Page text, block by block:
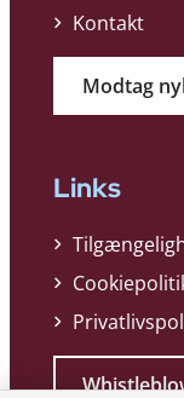
Kontakt
Modtag
Links